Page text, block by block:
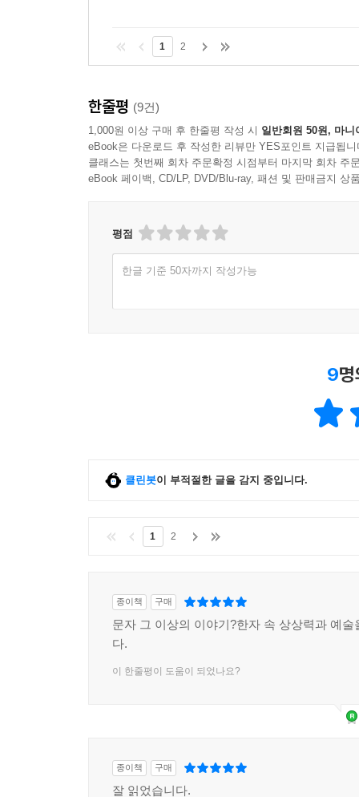
출발했다는 설명이다.
오늘을 해석하고 내 것으로 향유하는 핵심적 방법,
저자는 편집자와 진행한 서면 인터뷰에서 한자
갖추어졌다는 자신감의 표현일 수도 있다고 말
것으로 만들어야 한다는 뜻이기도 하다.
『한자의 풍경』에서는 포기, 결핍, 추천, 법 등
(缺乏)은 도기의 깨진 틈으로 내용물이 흘러내려
법(法) 자의 원래 글자는 해치라는 전설의 동물
싸울 때는 정직하지 않은 사람을, 논쟁할 때는 거
『한자의 풍경』 속 한 글자 한 글자에는 그것이
답은 오늘의 우리에게 있는지도 모른다. 우리는
한글과 타 문자와 숫자 등을 조합해가며 독창적
1 2
한줄평 (9건)
1,000원 이상 구매 후 한줄평 작성 시 일반회원 50원, 마니
eBook은 다운로드 후 작성한 리뷰만 YES포인트 지급됩니
클래스는 첫번째 회차 주문확정 시점부터 마지막 회차 주
eBook 페이백, CD/LP, DVD/Blu-ray, 패션 및 판매금지 상
평점
한글 기준 50자까지 작성가능
9
클린봇이 부적절한 글을 감지 중입니다.
1 2
종이책 구매
문자 그 이상의 이야기?한자 속 상상력과 예술
다.
이 한줄평이 도움이 되었나요?
종이책 구매
잘 읽었습니다.